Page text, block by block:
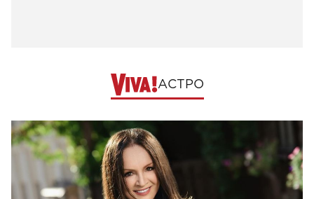
АСТРО